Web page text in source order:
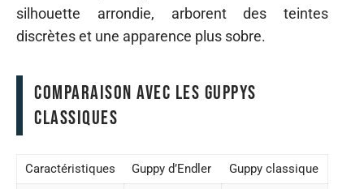
silhouette arrondie, arborent des teintes
discrètes et une apparence plus sobre.
Comparaison avec les guppys
classiques
Caractéristiques Guppy d’Endler
Guppy classique